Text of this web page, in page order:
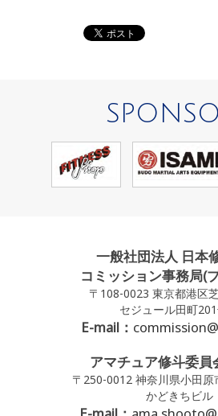
一般社団法人 日本
コミッション事務局(
〒108-0023 東京都港区
セジュール田町
E-mail：
アマチュア修斗委員
〒250-0012 神奈川県小田
かどきちビル